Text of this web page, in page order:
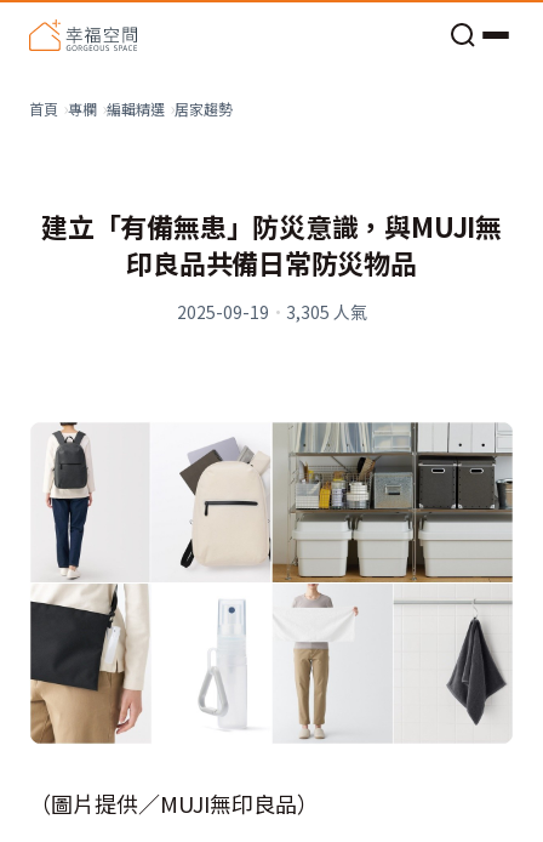
首頁 專欄 編輯精選 居家趨勢
建立「有備無患」防災意識，與MUJI無
印良品共備日常防災物品
2025-09-19 · 3,305 人氣
（圖片提供／MUJI無印良品）